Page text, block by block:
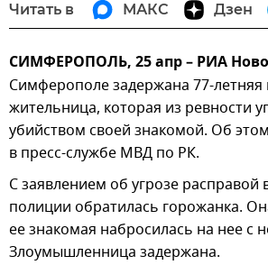
Читать в МАКС Дзен
СИМФЕРОПОЛЬ, 25 апр – РИА
Симферополе задержана 77-летняя
жительница, которая из ревности
убийством своей знакомой. Об
в пресс-службе МВД по РК.
С заявлением об угрозе расправой
полиции обратилась горожанка.
ее знакомая набросилась на нее с
Злоумышленница задержана.